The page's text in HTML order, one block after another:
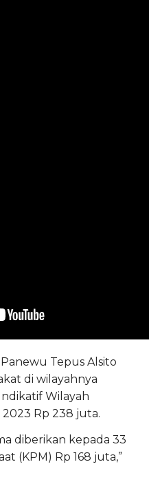
Panewu Tepus Alsito
di wilayahnya
Wilayah
Rp 238 juta.
diberikan kepada 33
(KPM) Rp 168 juta,”